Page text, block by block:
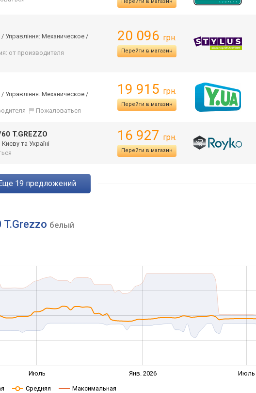
Управління: Механическое /
от производителя
20 096 грн.
Перейти в магазин
Управління: Механическое /
Пожаловаться
19 915 грн.
Перейти в магазин
T.GREZZO
та Україні
16 927 грн.
Перейти в магазин
eще 19предложений
белый
Июль Янв. 2026 Июль
Средняя Максимальная